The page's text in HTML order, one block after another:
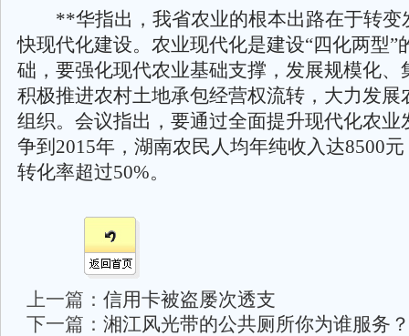
**华指出，我省农业的根本出路在于转变
快现代化建设。农业现代化是建设“四化两型”
础，要强化现代农业基础支撑，发展规模化、
积极推进农村土地承包经营权流转，大力发展
组织。会议指出，要通过全面提升现代化农业
争到2015年，湖南农民人均年纯收入达8500
转化率超过50%。
上一篇： 信用卡被盗屡次透支
下一篇： 湘江风光带的公共厕所你为谁服务？